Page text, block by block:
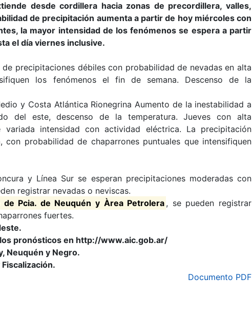
desde cordillera hacia zonas de precordillera, valles,
de precipitación aumenta a partir de hoy miércoles con
la mayor intensidad de los fenómenos se espera a partir
el día viernes inclusive.
precipitaciones débiles con probabilidad de nevadas en alta
los fenómenos el fin de semana. Descenso de la
y Costa Atlántica Rionegrina Aumento de la inestabilidad a
del este, descenso de la temperatura. Jueves con alta
intensidad con actividad eléctrica. La precipitación
probabilidad de chaparrones puntuales que intensifiquen
y Línea Sur se esperan precipitaciones moderadas con
registrar nevadas o neviscas.
Pcia. de Neuquén y Àrea Petrolera , se pueden registrar
fuertes.
pronósticos en http://www.aic.gob.ar/
Neuquén y Negro.
Documento PDF